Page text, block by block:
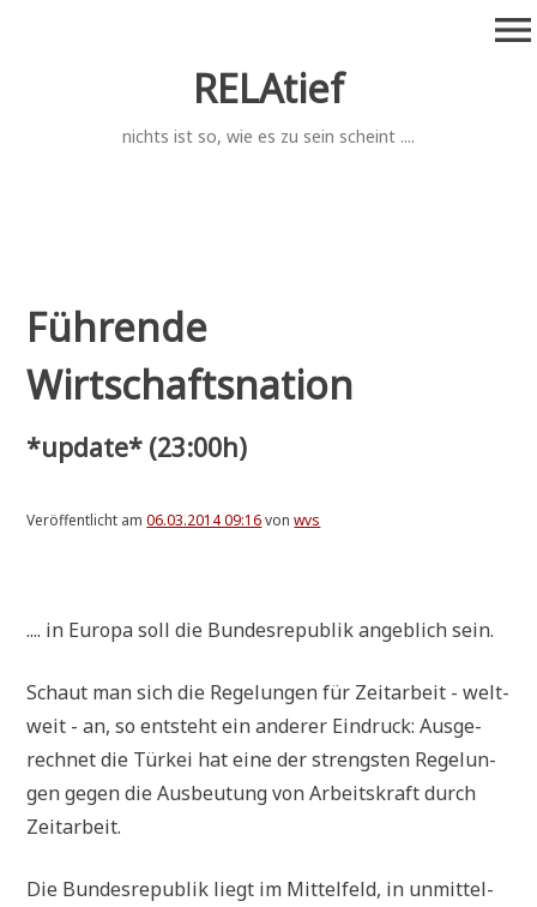
RELAtief
nichts ist so, wie es zu sein scheint ....
menu
Führende
Wirtschaftsnation
*update* (23:00h)
Veröffentlicht am06.03.2014 09:16vonwvs
.... in Euro­pa soll die Bun­des­re­pu­blik angeb­lich sein.
Schaut man sich die Rege­lun­gen für Zeit­ar­beit - welt­
weit - an, so ent­steht ein ande­rer Ein­druck: Aus­ge­
rech­net die Tür­kei hat eine der streng­sten Rege­lun­
gen gegen die Aus­beu­tung von Arbeits­kraft durch
Zeitarbeit.
Die Bun­des­re­pu­blik liegt im Mit­tel­feld, in unmit­tel­